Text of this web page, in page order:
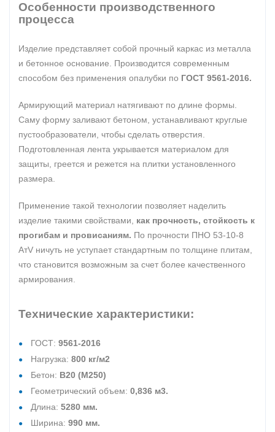
Особенности производственного
процесса
Изделие представляет собой прочный каркас из металла
и бетонное основание. Производится современным
способом без применения опалубки по ГОСТ 9561-2016.
Армирующий материал натягивают по длине формы.
Саму форму заливают бетоном, устанавливают круглые
пустообразователи, чтобы сделать отверстия.
Подготовленная лента укрывается материалом для
защиты, греется и режется на плитки установленного
размера.
Применение такой технологии позволяет наделить
изделие такими свойствами, как прочность, стойкость к
прогибам и провисаниям. По прочности ПНО 53-10-8
АтV ничуть не уступает стандартным по толщине плитам,
что становится возможным за счет более качественного
армирования.
Технические характеристики:
ГОСТ: 9561-2016
Нагрузка: 800 кг/м2
Бетон: В20 (М250)
Геометрический объем: 0,836 м3.
Длина: 5280 мм.
Ширина: 990 мм.